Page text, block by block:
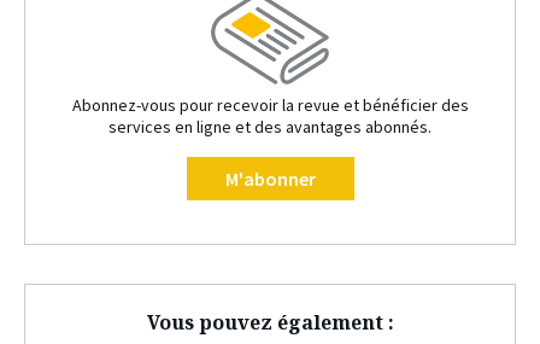
Abonnez-vous pour recevoir la revue et bénéficier des
services en ligne et des avantages abonnés.
M'abonner
Vous pouvez également :